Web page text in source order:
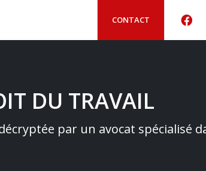
CONTACT
DU TRAVAIL
par un avocat spécialisé